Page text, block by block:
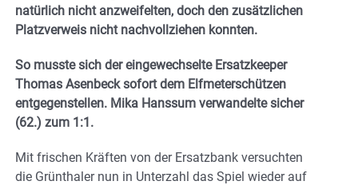
natürlich nicht anzweifelten, doch den zusätzlichen
Platzverweis nicht nachvollziehen konnten.
So musste sich der eingewechselte Ersatzkeeper
Thomas Asenbeck sofort dem Elfmeterschützen
entgegenstellen. Mika Hanssum verwandelte sicher
(62.) zum 1:1.
Mit frischen Kräften von der Ersatzbank versuchten
die Grünthaler nun in Unterzahl das Spiel wieder auf